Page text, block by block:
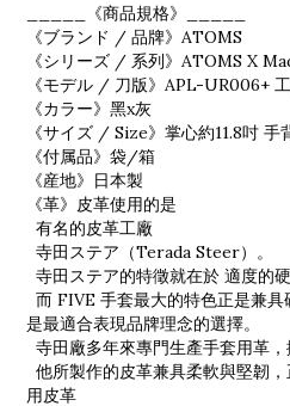
_____《商品規格》_____
《ブランド / 品牌》ATOMS
《シリーズ / 系列》ATOMS X
《モデル / 刀版》APL-UR006+
《カラー》黑x灰
《サイズ / Size》掌心約11.8吋 手
《付属品》袋/箱
《産地》日本製
《革》皮革使用的是
有名的皮革工廠
寺田ステア（Terada Steer）。
寺田ステア的特徵就在於 適度的
而 FIVE 手套最大的特色正是兼
是最適合表現品牌理念的選擇。
寺田廠多年來專門生產手套用革，
他所製作的皮革兼具柔軟與堅韌
用皮革